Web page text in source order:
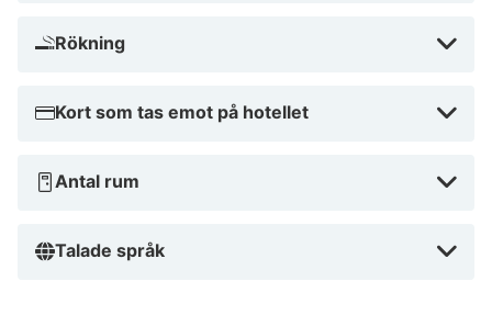
Rökning
Kort som tas emot på hotellet
Antal rum
Talade språk